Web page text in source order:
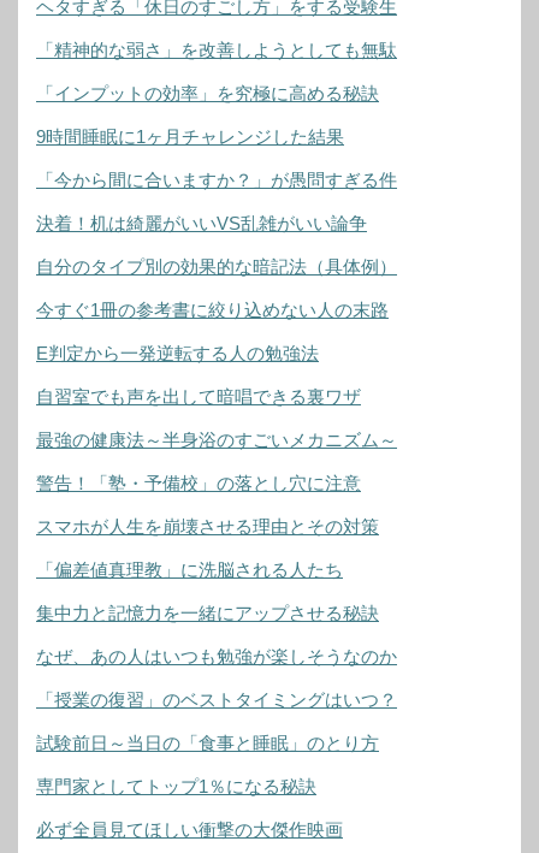
ヘタすぎる「休日のすごし方」をする受験生
「精神的な弱さ」を改善しようとしても無駄
「インプットの効率」を究極に高める秘訣
9時間睡眠に1ヶ月チャレンジした結果
「今から間に合いますか？」が愚問すぎる件
決着！机は綺麗がいいVS乱雑がいい論争
自分のタイプ別の効果的な暗記法（具体例）
今すぐ1冊の参考書に絞り込めない人の末路
E判定から一発逆転する人の勉強法
自習室でも声を出して暗唱できる裏ワザ
最強の健康法～半身浴のすごいメカニズム～
警告！「塾・予備校」の落とし穴に注意
スマホが人生を崩壊させる理由とその対策
「偏差値真理教」に洗脳される人たち
集中力と記憶力を一緒にアップさせる秘訣
なぜ、あの人はいつも勉強が楽しそうなのか
「授業の復習」のベストタイミングはいつ？
試験前日～当日の「食事と睡眠」のとり方
専門家としてトップ1％になる秘訣
必ず全員見てほしい衝撃の大傑作映画